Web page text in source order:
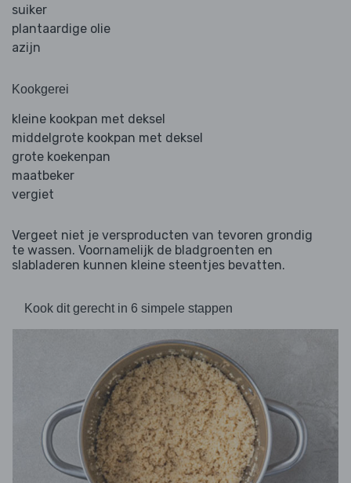
suiker
plantaardige olie
azijn
Kookgerei
kleine kookpan met deksel
middelgrote kookpan met deksel
grote koekenpan
maatbeker
vergiet
Vergeet niet je versproducten van tevoren grondig
te wassen. Voornamelijk de bladgroenten en
slabladeren kunnen kleine steentjes bevatten.
Kook dit gerecht in 6 simpele stappen